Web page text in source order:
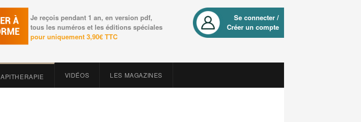
Je reçois pendant 1 an, en version pdf,
tous les numéros et les éditions spéciales
pour uniquement 3,90€ TTC
Se connecter /
Créer un compte
APITHERAPIE VIDÉOS LES MAGAZINES